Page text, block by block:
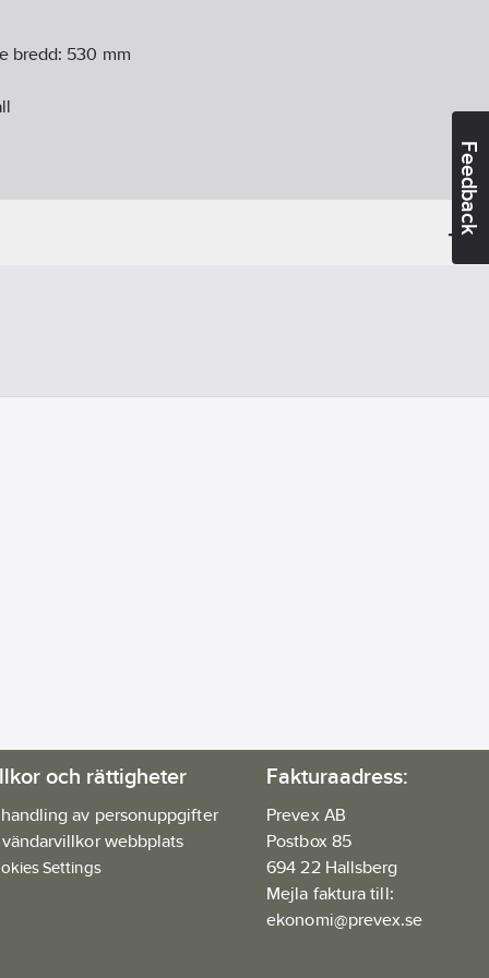
Feedback
bredd: 530 mm
och rättigheter
av personuppgifter
webbplats
Settings
Fakturaadress:
Prevex AB
Postbox 85
694 22 Hallsberg
Mejla faktura till:
ekonomi@prevex.se